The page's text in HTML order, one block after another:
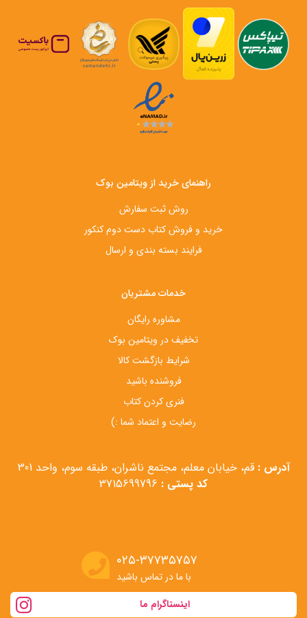
راهنمای خرید از ویتامین بوک
روش ثبت سفارش
خرید و فروش کتاب دست‌ دوم کنکور
فرایند بسته بندی و ارسال
خدمات مشتریان
مشاوره رایگان
تخفیف در ویتامین بوک
شرایط بازگشت کالا
فروشنده باشید
فنری کردن کتاب
رضایت و اعتماد شما :)
آدرس : قم، خیابان معلم، مجتمع ناشران، طبقه سوم، واحد 301
کد پستی :
۰۲۵-۳۷۷۳۵۷۵۷
با ما در تماس باشید
اینستاگرام ما